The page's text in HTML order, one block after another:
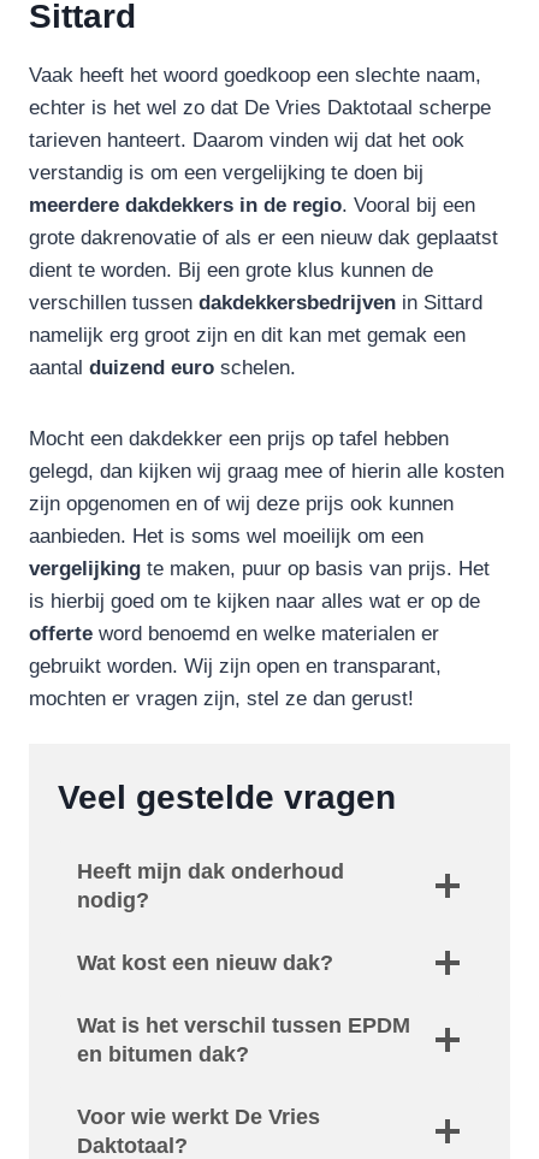
Sittard
Vaak heeft het woord goedkoop een slechte naam,
echter is het wel zo dat De Vries Daktotaal scherpe
tarieven hanteert. Daarom vinden wij dat het ook
verstandig is om een vergelijking te doen bij
meerdere dakdekkers in de regio. Vooral bij een
grote dakrenovatie of als er een nieuw dak geplaatst
dient te worden. Bij een grote klus kunnen de
verschillen tussen dakdekkersbedrijven in Sittard
namelijk erg groot zijn en dit kan met gemak een
aantal duizend euro schelen.
Mocht een dakdekker een prijs op tafel hebben
gelegd, dan kijken wij graag mee of hierin alle kosten
zijn opgenomen en of wij deze prijs ook kunnen
aanbieden. Het is soms wel moeilijk om een
vergelijking te maken, puur op basis van prijs. Het
is hierbij goed om te kijken naar alles wat er op de
offerte word benoemd en welke materialen er
gebruikt worden. Wij zijn open en transparant,
mochten er vragen zijn, stel ze dan gerust!
Veel gestelde vragen
Heeft mijn dak onderhoud
nodig?
Wat kost een nieuw dak?
Wat is het verschil tussen EPDM
en bitumen dak?
Voor wie werkt De Vries
Daktotaal?